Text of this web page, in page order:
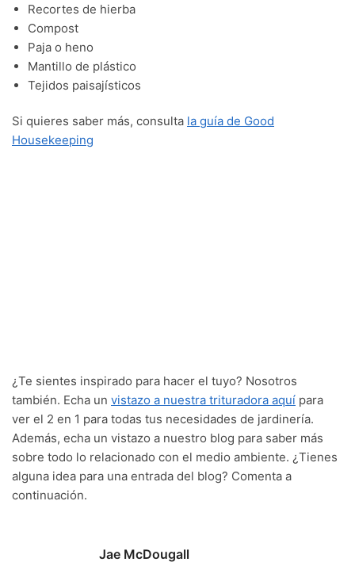
Recortes de hierba
Compost
Paja o heno
Mantillo de plástico
Tejidos paisajísticos
Si quieres saber más, consulta la guía de Good
Housekeeping
¿Te sientes inspirado para hacer el tuyo? Nosotros
también. Echa un vistazo a nuestra trituradora aquí para
ver el 2 en 1 para todas tus necesidades de jardinería.
Además, echa un vistazo a nuestro blog para saber más
sobre todo lo relacionado con el medio ambiente. ¿Tienes
alguna idea para una entrada del blog? Comenta a
continuación.
Jae McDougall